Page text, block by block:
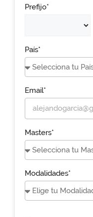
Prefijo*
País*
Email*
Masters*
Modalidades*